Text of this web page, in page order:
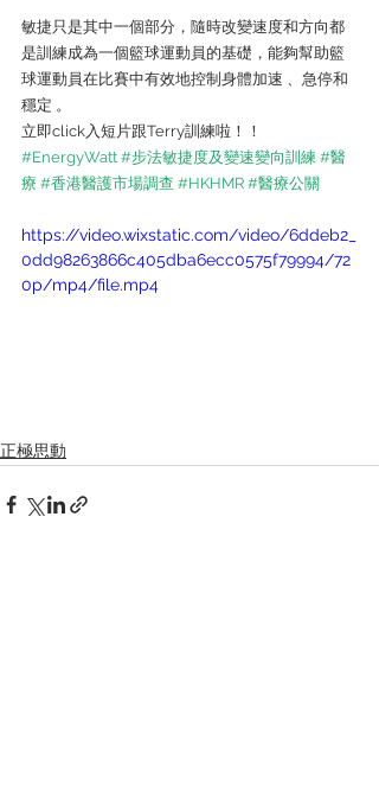
敏捷只是其中一個部分，隨時改變速度和方向都
是訓練成為一個籃球運動員的基礎，能夠幫助籃
球運動員在比賽中有效地控制身體加速 、急停和
穩定 。
立即click入短片跟Terry訓練啦！！
#EnergyWatt #步法敏捷度及變速變向訓練 #醫
療 #香港醫護市場調查 #HKHMR #醫療公關
https://video.wixstatic.com/video/6ddeb2_
0dd98263866c405dba6ecc0575f79994/72
0p/mp4/file.mp4
正極思動